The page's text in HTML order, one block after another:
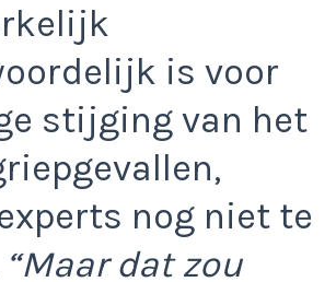
is voor
stijging van het
nog niet te
“Maar dat zou